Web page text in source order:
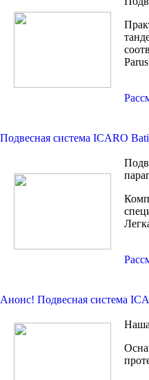
Подвесная система ICARO
Анонс! Подвесная сиcтема
Наша